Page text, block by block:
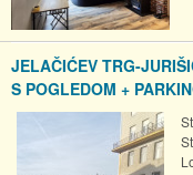
JELAČIĆEV TRG-
S POGLEDOM +